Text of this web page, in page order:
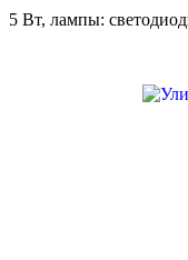
5 Вт, лампы: